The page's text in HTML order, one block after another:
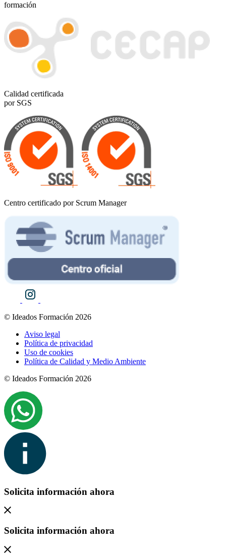
formación
Calidad certificada
por SGS
Centro certificado por Scrum Manager
© Ideados Formación 2026
Aviso legal
Política de privacidad
Uso de cookies
Política de Calidad y Medio Ambiente
© Ideados Formación 2026
Solicita información ahora
Solicita información ahora